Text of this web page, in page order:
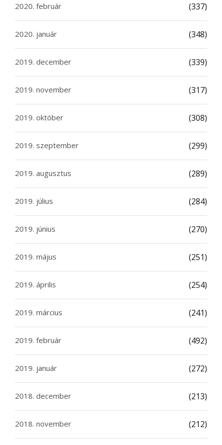
2020. február (337)
2020. január (348)
2019. december (339)
2019. november (317)
2019. október (308)
2019. szeptember (299)
2019. augusztus (289)
2019. július (284)
2019. június (270)
2019. május (251)
2019. április (254)
2019. március (241)
2019. február (492)
2019. január (272)
2018. december (213)
2018. november (212)